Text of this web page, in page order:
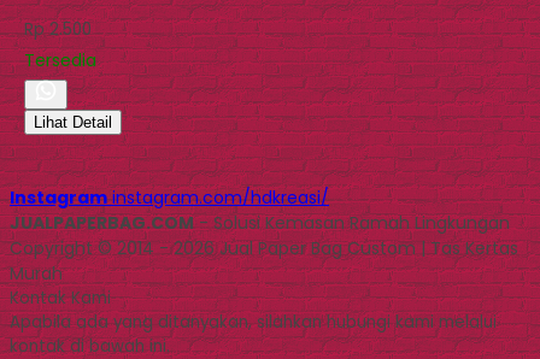
Rp 2.500
Tersedia
Lihat Detail
Instagram instagram.com/hdkreasi/
JUALPAPERBAG.COM- Solusi Kemasan Ramah Lingkungan
Copyright © 2014 - 2026 Jual Paper Bag Custom | Tas Kertas
Murah
Kontak Kami
Apabila ada yang ditanyakan, silahkan hubungi kami melalui
kontak di bawah ini.